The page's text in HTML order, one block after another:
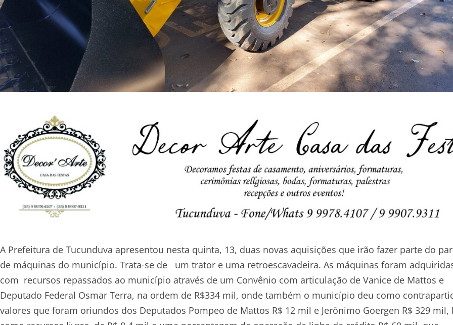
A Prefeitura de Tucunduva apresentou nesta quinta, 13, duas novas aquisições que irão fazer parte do
de máquinas do município. Trata-se de um trator e uma retroescavadeira. As máquinas foram
com recursos repassados ao município através de um Convênio com articulação de Vanice de Mattos e
Deputado Federal Osmar Terra, na ordem de R$334 mil, onde também o município deu como
valores que foram oriundos dos Deputados Pompeo de Mattos R$ 12 mil e Jerônimo Goergen R$ 329 mil,